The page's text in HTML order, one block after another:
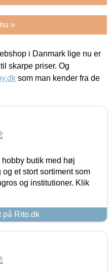
»
i Danmark lige nu er
skarpe priser. Og
som man kender fra de
butik med høj
et stort sortiment som
og institutioner. Klik
på Rito.dk